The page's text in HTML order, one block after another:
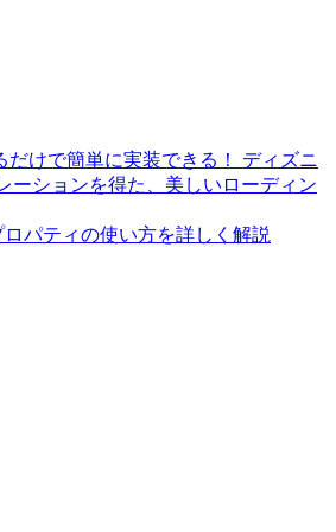
だけで簡単に実装できる！ ディズニ
ーションを得た、美しいローディン
ロパティの使い方を詳しく解説